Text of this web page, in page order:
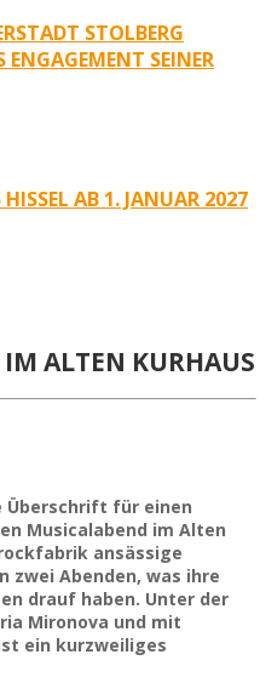
STOLBERG
ENGAGEMENT SEINER
AB 1. JANUAR 2027
IM ALTEN KURHAUS
Überschrift für einen
Musicalabend im Alten
ansässige
zwei Abenden, was ihre
drauf haben. Unter der
Mironova und mit
ein kurzweiliges